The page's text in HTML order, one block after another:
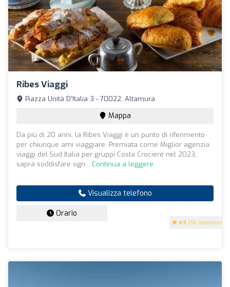
Ribes Viaggi
4.5 (36 recensioni)
Piazza Unità D'Italia 3 - 70022, Altamura
Mappa
Da più di 20 anni, la Ribes Viaggi è un punto di riferimento
per chiunque ami viaggiare. Premiata come Miglior agenzia
viaggi del Sud Italia per gruppi Costa Crociere nel 2023,
saprà soddisfare ogn... Continua a leggere
Visualizza telefono
Orario